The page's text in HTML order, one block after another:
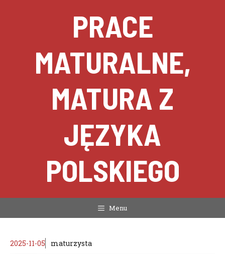
PRACE
MATURALNE,
MATURA Z
JĘZYKA
POLSKIEGO
Menu
2025-11-05 maturzysta